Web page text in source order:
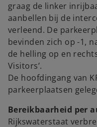
graag de linker
aanbellen bij de
verleend. De
bevinden zich op -1,
de helling op en
Visitors’.
De hoofdingang van
parkeerplaatsen
Bereikbaarheid per
Rijkswaterstaat